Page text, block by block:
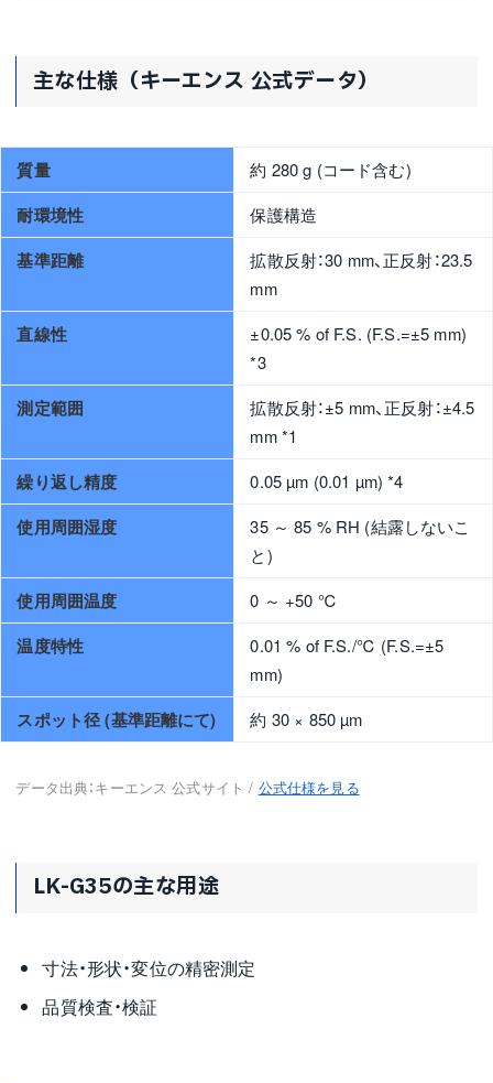
主な仕様（キーエンス 公式データ）
質量 約 280 g (コード含む)
耐環境性 保護構造
基準距離
拡散反射：30 mm、正反射：23.5
mm
直線性
±0.05 % of F.S. (F.S.=±5 mm)
*3
測定範囲
拡散反射：±5 mm、正反射：±4.5
mm *1
繰り返し精度 0.05 µm (0.01 µm) *4
使用周囲湿度
35 ～ 85 % RH (結露しないこ
と)
使用周囲温度 0 ～ +50 ℃
温度特性
0.01 % of F.S./℃ (F.S.=±5
mm)
スポット径 (基準距離にて) 約 30 × 850 µm
データ出典：キーエンス 公式サイト / 公式仕様を見る
LK-G35の主な用途
寸法・形状・変位の精密測定
品質検査・検証